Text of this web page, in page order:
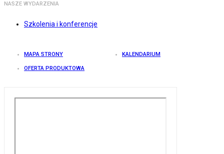
NASZE WYDARZENIA
Szkolenia i konferencje
MAPA STRONY KALENDARIUM
OFERTA PRODUKTOWA